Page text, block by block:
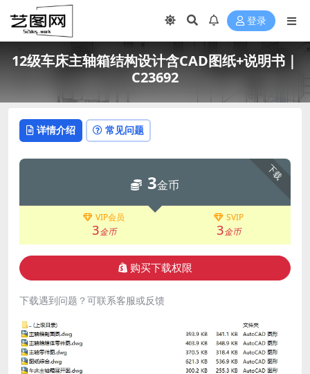
登录
12级车床主轴箱结构设计含CAD图纸+说明书｜
C23692
详情介绍 常见问题
下载
3金币
VIP会员
3金币
SVIP
3金币
购买下载权限
下载遇到问题？可联系客服或反馈